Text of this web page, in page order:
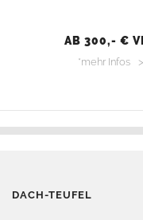
AB 300,- €
*mehr Infos
DACH-TEUFEL